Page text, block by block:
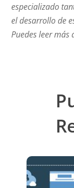
especializado
el desarrollo de
Puedes leer